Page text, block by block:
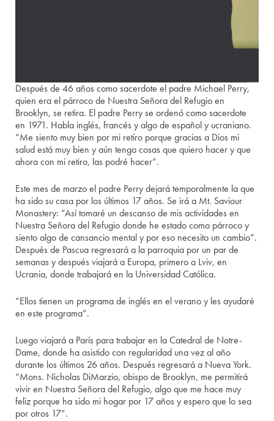
Después de 46 años como sacerdote el padre Michael Perry,
quien era el párroco de Nuestra Señora del Refugio en
Brooklyn, se retira. El padre Perry se ordenó como sacerdote
en 1971. Habla inglés, francés y algo de español y ucraniano.
“Me siento muy bien por mi retiro porque gracias a Dios mi
salud está muy bien y aún tengo cosas que quiero hacer y que
ahora con mi retiro, las podré hacer”.
Este mes de marzo el padre Perry dejará temporalmente la que
ha sido su casa por los últimos 17 años. Se irá a Mt. Saviour
Monastery: “Así tomaré un descanso de mis actividades en
Nuestra Señora del Refugio donde he estado como párroco y
siento algo de cansancio mental y por eso necesito un cambio”.
Después de Pascua regresará a la parroquia por un par de
semanas y después viajará a Europa, primero a Lviv, en
Ucrania, donde trabajará en la Universidad Católica.
“Ellos tienen un programa de inglés en el verano y les ayudaré
en este programa”.
Luego viajará a París para trabajar en la Catedral de Notre-
Dame, donde ha asistido con regularidad una vez al año
durante los últimos 26 años. Después regresará a Nueva York.
“Mons. Nicholas DiMarzio, obispo de Brooklyn, me permitirá
vivir en Nuestra Señora del Refugio, algo que me hace muy
feliz porque ha sido mi hogar por 17 años y espero que lo sea
por otros 17”.